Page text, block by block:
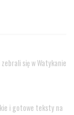
się w Watykanie
i gotowe teksty na